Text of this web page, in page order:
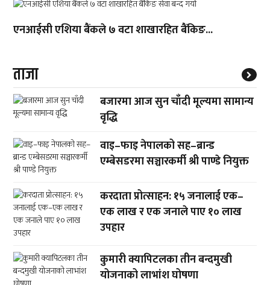
एनआईसी एशिया बैंकले ७ वटा शाखारहित बैंकिङ...
ताजा
बजारमा आज सुन चाँदी मूल्यमा सामान्य
वृद्धि
वाइ–फाइ नेपालको सह–ब्रान्ड
एम्बेसडरमा सञ्चारकर्मी श्री पाण्डे नियुक्त
करदाता प्रोत्साहन: १५ जनालाई एक–
एक लाख र एक जनाले पाए १० लाख
उपहार
कुमारी क्यापिटलका तीन बन्दमुखी
योजनाको लाभांश घोषणा